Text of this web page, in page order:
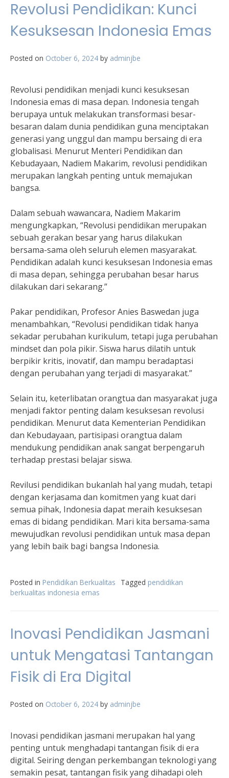
Revolusi Pendidikan: Kunci
Kesuksesan Indonesia Emas
Posted on October 6, 2024 by adminjbe
Revolusi pendidikan menjadi kunci kesuksesan
Indonesia emas di masa depan. Indonesia tengah
berupaya untuk melakukan transformasi besar-
besaran dalam dunia pendidikan guna menciptakan
generasi yang unggul dan mampu bersaing di era
globalisasi. Menurut Menteri Pendidikan dan
Kebudayaan, Nadiem Makarim, revolusi pendidikan
merupakan langkah penting untuk memajukan
bangsa.
Dalam sebuah wawancara, Nadiem Makarim
mengungkapkan, “Revolusi pendidikan merupakan
sebuah gerakan besar yang harus dilakukan
bersama-sama oleh seluruh elemen masyarakat.
Pendidikan adalah kunci kesuksesan Indonesia emas
di masa depan, sehingga perubahan besar harus
dilakukan dari sekarang.”
Pakar pendidikan, Profesor Anies Baswedan juga
menambahkan, “Revolusi pendidikan tidak hanya
sekadar perubahan kurikulum, tetapi juga perubahan
mindset dan pola pikir. Siswa harus dilatih untuk
berpikir kritis, inovatif, dan mampu beradaptasi
dengan perubahan yang terjadi di masyarakat.”
Selain itu, keterlibatan orangtua dan masyarakat juga
menjadi faktor penting dalam kesuksesan revolusi
pendidikan. Menurut data Kementerian Pendidikan
dan Kebudayaan, partisipasi orangtua dalam
mendukung pendidikan anak sangat berpengaruh
terhadap prestasi belajar siswa.
Revilusi pendidikan bukanlah hal yang mudah, tetapi
dengan kerjasama dan komitmen yang kuat dari
semua pihak, Indonesia dapat meraih kesuksesan
emas di bidang pendidikan. Mari kita bersama-sama
mewujudkan revolusi pendidikan untuk masa depan
yang lebih baik bagi bangsa Indonesia.
Posted in Pendidikan Berkualitas Tagged pendidikan
berkualitas indonesia emas
Inovasi Pendidikan Jasmani
untuk Mengatasi Tantangan
Fisik di Era Digital
Posted on October 6, 2024 by adminjbe
Inovasi pendidikan jasmani merupakan hal yang
penting untuk menghadapi tantangan fisik di era
digital. Seiring dengan perkembangan teknologi yang
semakin pesat, tantangan fisik yang dihadapi oleh